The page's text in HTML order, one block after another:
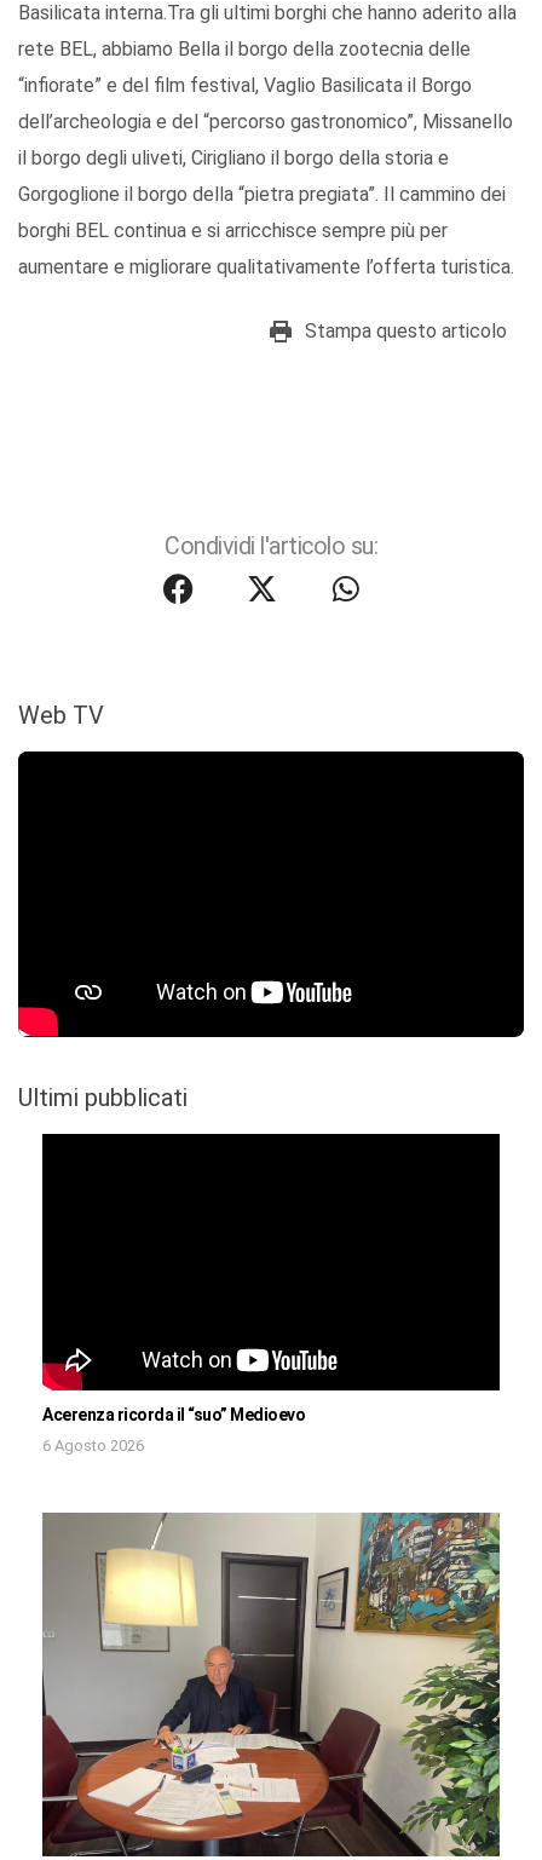
Basilicata interna.Tra gli ultimi borghi che hanno aderito alla
rete BEL, abbiamo Bella il borgo della zootecnia delle
“infiorate” e del film festival, Vaglio Basilicata il Borgo
dell’archeologia e del “percorso gastronomico”, Missanello
il borgo degli uliveti, Cirigliano il borgo della storia e
Gorgoglione il borgo della “pietra pregiata”. Il cammino dei
borghi BEL continua e si arricchisce sempre più per
aumentare e migliorare qualitativamente l’offerta turistica.
Stampa questo articolo
Condividi l'articolo su:
Web TV
Ultimi pubblicati
Acerenza ricorda il “suo” Medioevo
6 Agosto 2026